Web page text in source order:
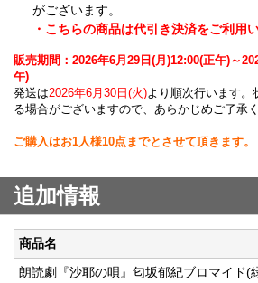
がございます。
・こちらの商品は代引き決済をご利用
販売期間：2026年6月29日(月)12:00(正午)～
午)
発送は2026年6月30日(火)より順次行います。
る場合がございますので、あらかじめご了承く
ご購入はお1人様10点までとさせて頂きます。
追加情報
商品名
朗読劇『沙耶の唄』匂坂郁紀ブロマイド(